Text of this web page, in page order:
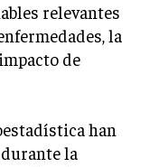
relevantes
la
de
han
la